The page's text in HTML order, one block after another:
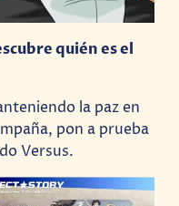
quién es el
la paz en
pon a prueba
Versus.